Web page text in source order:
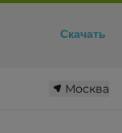
Москва
Скачать